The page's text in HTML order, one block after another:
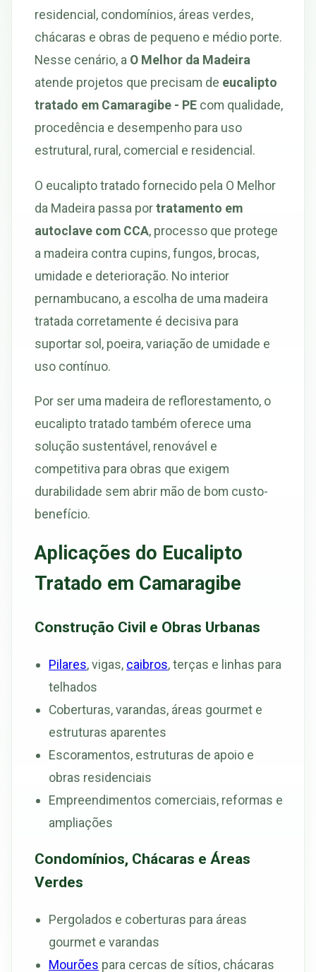
residencial, condomínios, áreas verdes,
chácaras e obras de pequeno e médio porte.
Nesse cenário, a O Melhor da Madeira
atende projetos que precisam de eucalipto
tratado em Camaragibe - PE com qualidade,
procedência e desempenho para uso
estrutural, rural, comercial e residencial.
O eucalipto tratado fornecido pela O Melhor
da Madeira passa portratamento em
autoclave com CCA, processo que protege
a madeira contra cupins, fungos, brocas,
umidade e deterioração. No interior
pernambucano, a escolha de uma madeira
tratada corretamente é decisiva para
suportar sol, poeira, variação de umidade e
uso contínuo.
Por ser uma madeira de reflorestamento, o
eucalipto tratado também oferece uma
solução sustentável, renovável e
competitiva para obras que exigem
durabilidade sem abrir mão de bom custo-
benefício.
Aplicações do Eucalipto
Tratado em Camaragibe
Construção Civil e Obras Urbanas
Pilares, vigas, caibros, terças e linhas para
telhados
Coberturas, varandas, áreas gourmet e
estruturas aparentes
Escoramentos, estruturas de apoio e
obras residenciais
Empreendimentos comerciais, reformas e
ampliações
Condomínios, Chácaras e Áreas
Verdes
Pergolados e coberturas para áreas
gourmet e varandas
Mourões para cercas de sítios, chácaras